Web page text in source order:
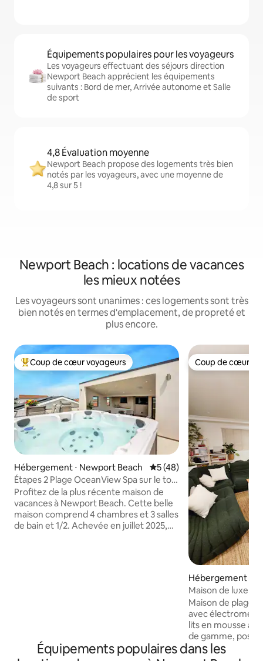
Équipements populaires pour les voyageurs
Les voyageurs effectuant des séjours direction
Newport Beach apprécient les équipements
suivants : Bord de mer, Arrivée autonome et Salle
de sport
4,8 Évaluation moyenne
Newport Beach propose des logements très bien
notés par les voyageurs, avec une moyenne de
4,8 sur 5 !
Newport Beach : locations de vacances
les mieux notées
Les voyageurs sont unanimes : ces logements sont très
bien notés en termes d'emplacement, de propreté et
plus encore.
Coups de cœur voyageurs les plus appréciés
Coup de cœur voyageurs
Hébergement ⋅ Newport Beach Évaluation moyenne sur la
5 (48)
Étapes 2 Plage OceanView Spa sur le toit
Ascenseur Parking
Profitez de la plus récente maison de
vacances à Newport Beach. Cette belle
maison comprend 4 chambres et 3 salles
de bain et 1/2. Achevée en juillet 2025,
ou vous détendre dans notre jacuzzi
Coup de cœur
Coup de cœur
Hébergement ⋅
ch
Maison de luxe
quelques minutes
Maison de plage
avec
lits en mousse à
de gamme, poste
avec 100 mb wifi,
plus de 220
Équipements populaires dans les